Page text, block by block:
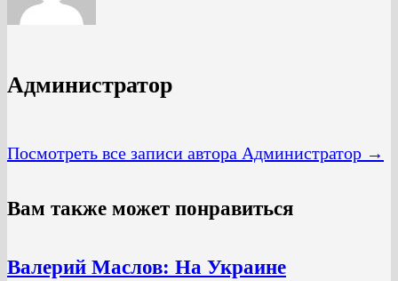
Администратор
Посмотреть все записи автора Администратор →
Вам также может понравиться
Валерий Маслов: На Украине